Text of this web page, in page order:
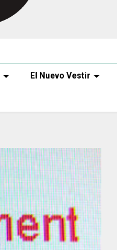
El Nuevo Vestir